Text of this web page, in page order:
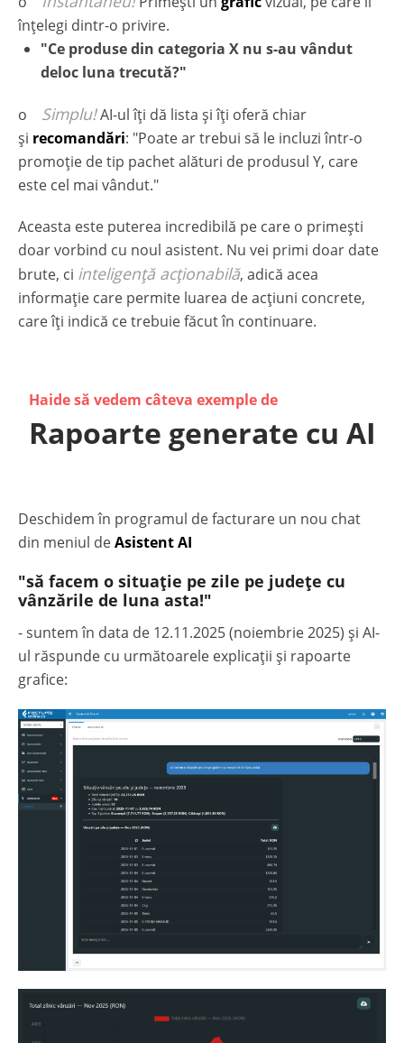
înțelegi dintr-o privire.
"Ce produse din categoria X nu s-au vândut
deloc luna trecută?"
o Simplu!AI-ul îți dă lista și îți oferă chiar
și recomandări: "Poate ar trebui să le incluzi într-o
promoție de tip pachet alături de produsul Y, care
este cel mai vândut."
Aceasta este puterea incredibilă pe care o primești
doar vorbind cu noul asistent. Nu vei primi doar date
brute, ci inteligență acționabilă, adică acea
informație care permite luarea de acțiuni concrete,
care îți indică ce trebuie făcut în continuare.
Haide să vedem câteva exemple de
Rapoarte generate cu AI
Deschidem în programul de facturare un nou chat
din meniul deAsistent AI
"să facem o situație pe zile pe județe cu
vânzările de luna asta!"
- suntem în data de 12.11.2025 (noiembrie 2025) și AI-
ul răspunde cu următoarele explicații și rapoarte
grafice: